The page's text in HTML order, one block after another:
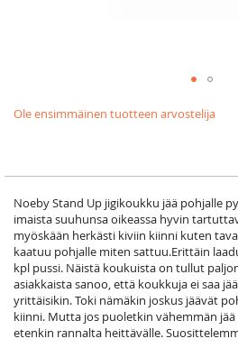
Ole ensimmäinen tuotteen arvostelija
Noeby Stand Up jigikoukku jää pohjalle
imaista suuhunsa oikeassa hyvin
myöskään herkästi kiviin kiinni kuten
kaatuu pohjalle miten sattuu.Erittäin
kpl pussi. Näistä koukuista on tullut
asiakkaista sanoo, että koukkuja ei saa
yrittäisikin. Toki nämäkin joskus jäävät
kiinni. Mutta jos puoletkin vähemmän
etenkin rannalta heittävälle.
to
the
images
gallery